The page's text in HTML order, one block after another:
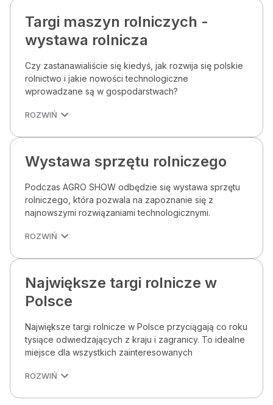
Targi maszyn rolniczych -
wystawa rolnicza
Czy zastanawialiście się kiedyś, jak rozwija się polskie
rolnictwo i jakie nowości technologiczne
wprowadzane są w gospodarstwach?
ROZWIŃ
Wystawa sprzętu rolniczego
Podczas AGRO SHOW odbędzie się wystawa sprzętu
rolniczego, która pozwala na zapoznanie się z
najnowszymi rozwiązaniami technologicznymi.
ROZWIŃ
Największe targi rolnicze w
Polsce
Największe targi rolnicze w Polsce przyciągają co roku
tysiące odwiedzających z kraju i zagranicy. To idealne
miejsce dla wszystkich zainteresowanych
ROZWIŃ